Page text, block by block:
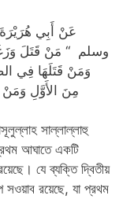
عَنْ أَبِي
وسلم ‏ “‏ مَنْ قَتَلَ
وَمَنْ قَتَلَهَا فِي
مِنَ الأَوَّلِ وَمَنْ
সাল্লাল্লাহু
আঘাতে একটি
যে ব্যক্তি দ্বিতীয়
রয়েছে, যা প্রথম